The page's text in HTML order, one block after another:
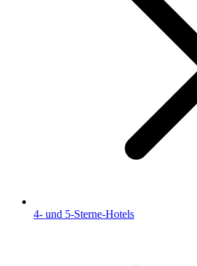
4- und 5-Sterne-Hotels